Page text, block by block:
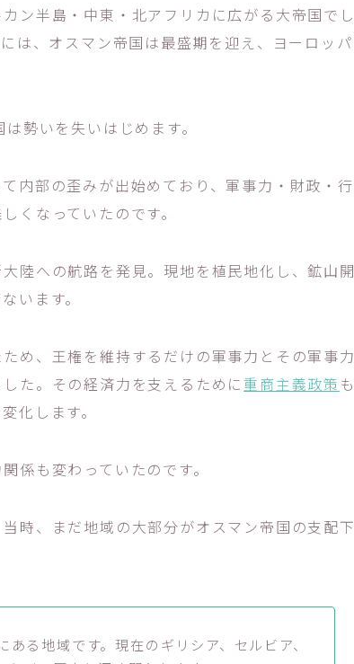
ン半島・中東・北アフリカに広がる大帝国でし
は、オスマン帝国は最盛期を迎え、ヨーロッパ
勢いを失いはじめます。
内部の歪みが出始めており、軍事力・財政・行
くなっていたのです。
陸への航路を発見。現地を植民地化し、鉱山開
います。
め、王権を維持するだけの軍事力とその軍事力
た。その経済力を支えるために重商主義政策 も
化します。
係も変わっていたのです。
時、まだ地域の大部分がオスマン帝国の支配下
る地域です。現在のギリシア、セルビア、